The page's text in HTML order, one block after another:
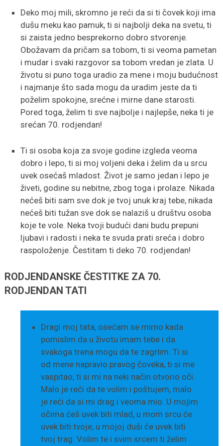
Deko moj mili, skromno je reći da si ti čovek koji ima
dušu meku kao pamuk, ti si najbolji deka na svetu, ti
si zaista jedno besprekorno dobro stvorenje.
Obožavam da pričam sa tobom, ti si veoma pametan
i mudar i svaki razgovor sa tobom vredan je zlata. U
životu si puno toga uradio za mene i moju budućnost
i najmanje što sada mogu da uradim jeste da ti
poželim spokojne, srećne i mirne dane starosti.
Pored toga, želim ti sve najbolje i najlepše, neka ti je
srećan 70. rodjendan!
Ti si osoba koja za svoje godine izgleda veoma
dobro i lepo, ti si moj voljeni deka i želim da u srcu
uvek osećaš mladost. Život je samo jedan i lepo je
živeti, godine su nebitne, zbog toga i prolaze. Nikada
nećeš biti sam sve dok je tvoj unuk kraj tebe, nikada
nećeš biti tužan sve dok se nalaziš u društvu osoba
koje te vole. Neka tvoji budući dani budu prepuni
ljubavi i radosti i neka te svuda prati sreća i dobro
raspoloženje. Čestitam ti deko 70. rodjendan!
RODJENDANSKE ČESTITKE ZA 70.
RODJENDAN TATI
Dragi moj tata, osećam se mirno kada
pomislim da u životu imam tebe i da
svakoga trena mogu da te zagrlim. Ti si
od mene napravio pravog čoveka, ti si me
vaspitao, ti si mi na neki način otvorio oči.
Malo je reći da te volim i poštujem, malo
je reći da si mi drag i veoma mio. U mojim
očima ćeš uvek biti mlad, u mom srcu će
uvek biti tvoje, u mojoj duši će uvek biti
tvoj trag. Volim te i svim srcem ti želim